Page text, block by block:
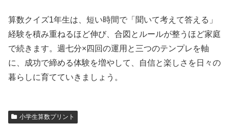
算数クイズ1年生は、短い時間で「聞いて考えて答える」
経験を積み重ねるほど伸び、合図とルールが整うほど家庭
で続きます。週七分×四回の運用と三つのテンプレを軸
に、成功で締める体験を増やして、自信と楽しさを日々の
暮らしに育てていきましょう。
小学生算数プリント